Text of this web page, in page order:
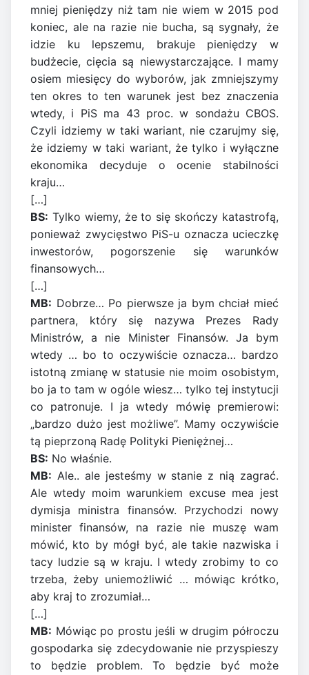
mniej pieniędzy niż tam nie wiem w 2015 pod
koniec, ale na razie nie bucha, są sygnały, że
idzie ku lepszemu, brakuje pieniędzy w
budżecie, cięcia są niewystarczające. I mamy
osiem miesięcy do wyborów, jak zmniejszymy
ten okres to ten warunek jest bez znaczenia
wtedy, i PiS ma 43 proc. w sondażu CBOS.
Czyli idziemy w taki wariant, nie czarujmy się,
że idziemy w taki wariant, że tylko i wyłączne
ekonomika decyduje o ocenie stabilności
kraju…
[…]
BS: Tylko wiemy, że to się skończy katastrofą,
ponieważ zwycięstwo PiS-u oznacza ucieczkę
inwestorów, pogorszenie się warunków
finansowych…
[…]
MB: Dobrze… Po pierwsze ja bym chciał mieć
partnera, który się nazywa Prezes Rady
Ministrów, a nie Minister Finansów. Ja bym
wtedy … bo to oczywiście oznacza… bardzo
istotną zmianę w statusie nie moim osobistym,
bo ja to tam w ogóle wiesz… tylko tej instytucji
co patronuje. I ja wtedy mówię premierowi:
„bardzo dużo jest możliwe”. Mamy oczywiście
tą pieprzoną Radę Polityki Pieniężnej…
BS: No właśnie.
MB: Ale.. ale jesteśmy w stanie z nią zagrać.
Ale wtedy moim warunkiem excuse mea jest
dymisja ministra finansów. Przychodzi nowy
minister finansów, na razie nie muszę wam
mówić, kto by mógł być, ale takie nazwiska i
tacy ludzie są w kraju. I wtedy zrobimy to co
trzeba, żeby uniemożliwić … mówiąc krótko,
aby kraj to zrozumiał…
[…]
MB: Mówiąc po prostu jeśli w drugim półroczu
gospodarka się zdecydowanie nie przyspieszy
to będzie problem. To będzie być może